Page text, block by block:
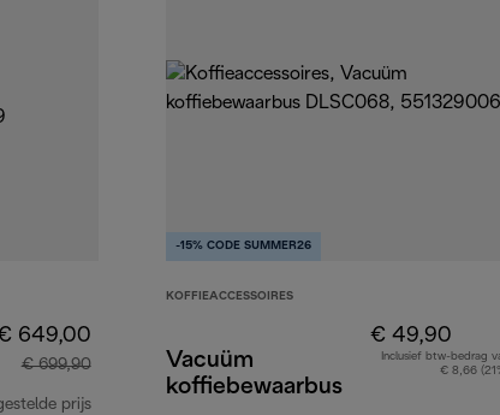
649,00
€ 699,90
prijs
-15% CODE SUMMER26
KOFFIEACCESSOIRES
Vacuüm
koffiebewaarbus
€ 49,90
Inclusief btw-bedrag
€ 8,66